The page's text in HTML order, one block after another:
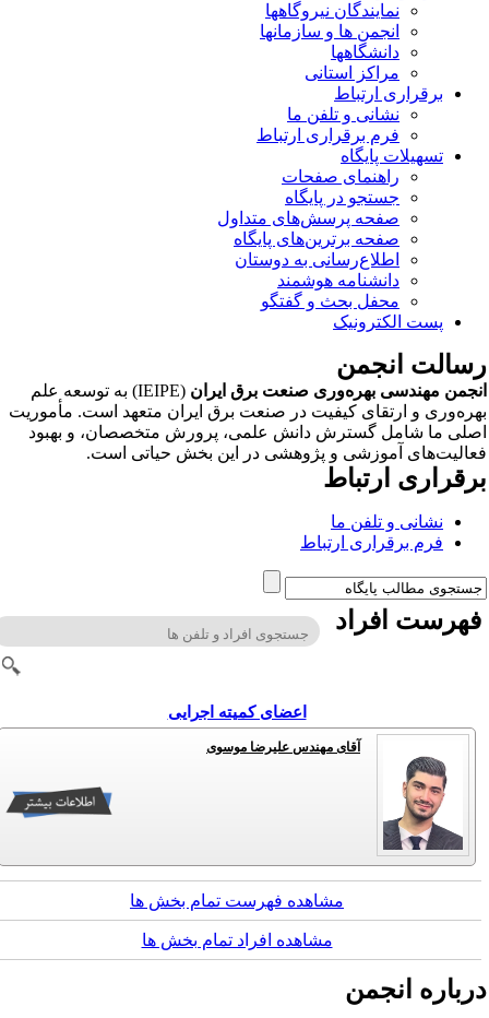
نمایندگان نیروگاهها
انجمن ها و سازمانها
دانشگاهها
مراکز استانی
برقراری ارتباط
نشانی و تلفن ما
فرم برقراری ارتباط
تسهیلات پایگاه
راهنمای صفحات
جستجو در پایگاه
صفحه پرسش‌های متداول
صفحه برترین‌های پایگاه
اطلاع‌رسانی به دوستان
دانشنامه هوشمند
محفل بحث و گفتگو
پست الکترونیک
انجمن
مهندسی بهره‌وری صنعت برق ایران
(IEIPE) به توسعه علم
و ارتقای کیفیت در صنعت برق ایران متعهد است. مأموریت
ما شامل گسترش دانش علمی، پرورش متخصصان، و بهبود
آموزشی و پژوهشی در این بخش حیاتی است.
ارتباط
نشانی و تلفن ما
فرم برقراری ارتباط
افراد
اعضای کمیته اجرایی
آقای مهندس علیرضا موسوی
مشاهده فهرست تمام بخش ها
مشاهده افراد تمام بخش ها
انجمن